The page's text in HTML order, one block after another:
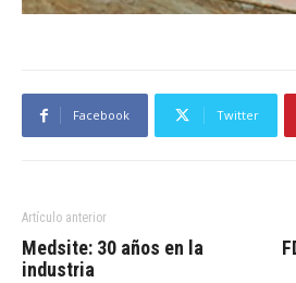
Facebook Twitter
Artículo anterior
Medsite: 30 años en la
industria